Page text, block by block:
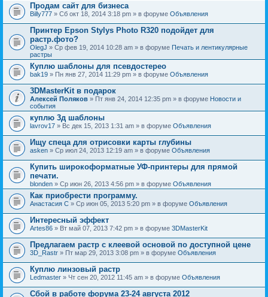
Продам сайт для бизнеса
Billy777 » Сб окт 18, 2014 3:18 pm » в форуме Объявления
Принтер Epson Stylys Photo R320 подойдет для
растр.фото?
OlegJ » Ср фев 19, 2014 10:28 am » в форуме Печать и лентикулярные
растры
Куплю шаблоны для псевдостерео
bak19 » Пн янв 27, 2014 11:29 pm » в форуме Объявления
3DMasterKit в подарок
Алексей Поляков » Пт янв 24, 2014 12:35 pm » в форуме Новости и
события
куплю 3д шаблоны
lavrov17 » Вс дек 15, 2013 1:31 am » в форуме Объявления
Ищу спеца для отрисовки карты глубины
asken » Ср июл 24, 2013 12:19 am » в форуме Объявления
Купить широкоформатные УФ-принтеры для прямой
печати.
blonden » Ср июн 26, 2013 4:56 pm » в форуме Объявления
Как приобрести программу.
Анастасия С » Ср июн 05, 2013 5:20 pm » в форуме Объявления
Интересный эффект
Artes86 » Вт май 07, 2013 7:42 pm » в форуме 3DMasterKit
Предлагаем растр с клеевой основой по доступной цене
3D_Rastr » Пт мар 29, 2013 3:08 pm » в форуме Объявления
Куплю линзовый растр
Ledmaster » Чт сен 20, 2012 11:45 am » в форуме Объявления
Сбой в работе форума 23-24 августа 2012